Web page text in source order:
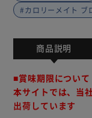
#カロリーメイト ブ
商品説明
■賞味期限について
本サイトでは、当
出荷しています